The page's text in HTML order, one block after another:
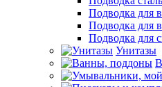
Подводка для
Подводка для
Подводка для
Унитазы